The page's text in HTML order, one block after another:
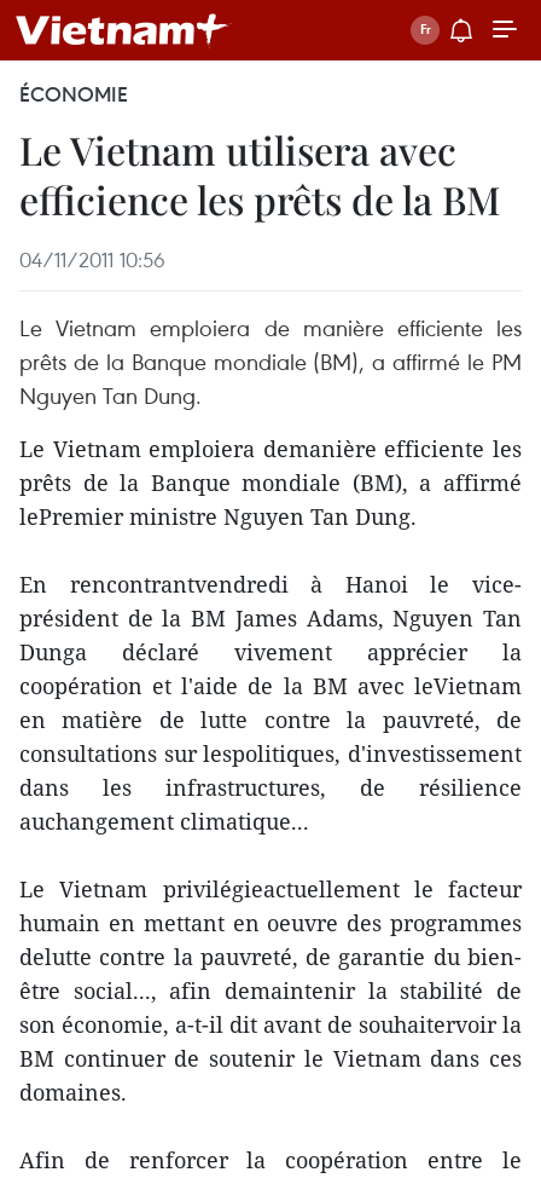
ÉCONOMIE
Le Vietnam utilisera avec
efficience les prêts de la BM
04/11/2011 10:56
Le Vietnam emploiera de manière efficiente les
prêts de la Banque mondiale (BM), a affirmé le PM
Nguyen Tan Dung.
Le Vietnam emploiera demanière efficiente les
prêts de la Banque mondiale (BM), a affirmé
lePremier ministre Nguyen Tan Dung.
En rencontrantvendredi à Hanoi le vice-
président de la BM James Adams, Nguyen Tan
Dunga déclaré vivement apprécier la
coopération et l'aide de la BM avec leVietnam
en matière de lutte contre la pauvreté, de
consultations sur lespolitiques, d'investissement
dans les infrastructures, de résilience
auchangement climatique...
Le Vietnam privilégieactuellement le facteur
humain en mettant en oeuvre des programmes
delutte contre la pauvreté, de garantie du bien-
être social..., afin demaintenir la stabilité de
son économie, a-t-il dit avant de souhaitervoir la
BM continuer de soutenir le Vietnam dans ces
domaines.
Afin de renforcer la coopération entre le